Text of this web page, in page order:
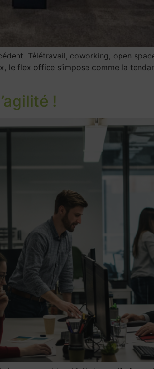
Télétravail, coworking, open
le flex office s’impose comme la
!